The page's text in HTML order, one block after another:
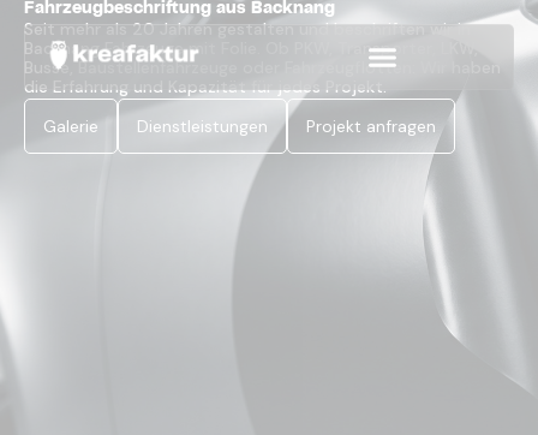
Fahrzeugbeschriftung aus Backnang
Seit mehr als 20 Jahren gestalten und beschriften wir in
Backnang Fahrzeuge mit Folie. Ob PKW, Transporter, LKW,
Busse, Baustellenfahrzeuge oder Fahrzeugflotten: Wir haben
die Erfahrung und Kapazität für jedes Projekt.
Galerie
Dienstleistungen Projekt anfragen